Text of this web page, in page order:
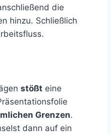
die
hinzu. Schließlich
stößt eine
Grenzen.
dann auf ein